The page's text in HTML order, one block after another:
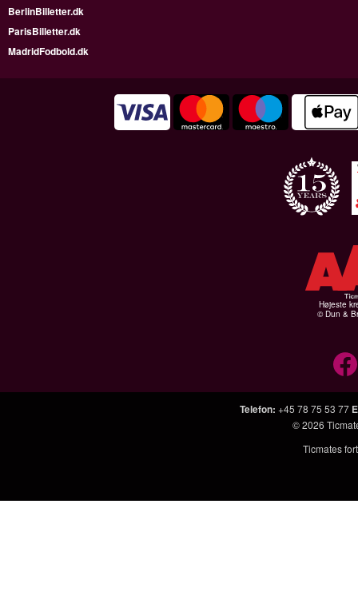
BerlinBilletter.dk
ParisBilletter.dk
MadridFodbold.dk
Højeste
© Dun &
Telefon: +45 78 75 53 77
© 2026
Ticmates